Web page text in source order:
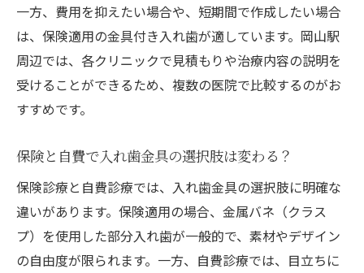
一方、費用を抑えたい場合や、短期間で作成したい場合
は、保険適用の金具付き入れ歯が適しています。岡山駅
周辺では、各クリニックで見積もりや治療内容の説明を
受けることができるため、複数の医院で比較するのがお
すすめです。
保険と自費で入れ歯金具の選択肢は変わる？
保険診療と自費診療では、入れ歯金具の選択肢に明確な
違いがあります。保険適用の場合、金属バネ（クラス
プ）を使用した部分入れ歯が一般的で、素材やデザイン
の自由度が限られます。一方、自費診療では、目立ちに